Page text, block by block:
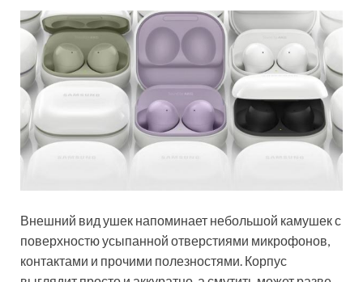
Внешний вид ушек напоминает небольшой камушек с
поверхностю усыпанной отверстиями микрофонов,
контактами и прочими полезностями. Корпус